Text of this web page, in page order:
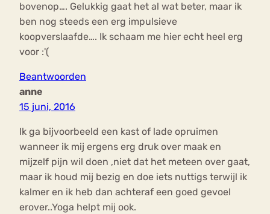
bovenop…. Gelukkig gaat het al wat beter, maar ik
ben nog steeds een erg impulsieve
koopverslaafde…. Ik schaam me hier echt heel erg
voor :'(
Beantwoorden
anne
15 juni, 2016
Ik ga bijvoorbeeld een kast of lade opruimen
wanneer ik mij ergens erg druk over maak en
mijzelf pijn wil doen ,niet dat het meteen over gaat,
maar ik houd mij bezig en doe iets nuttigs terwijl ik
kalmer en ik heb dan achteraf een goed gevoel
erover..Yoga helpt mij ook.